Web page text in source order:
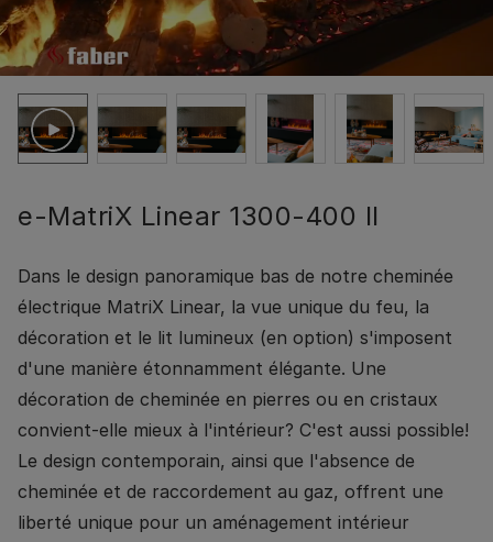
e-MatriX Linear 1300-400 II
Dans le design panoramique bas de notre cheminée
électrique MatriX Linear, la vue unique du feu, la
décoration et le lit lumineux (en option) s'imposent
d'une manière étonnamment élégante. Une
décoration de cheminée en pierres ou en cristaux
convient-elle mieux à l'intérieur? C'est aussi possible!
Le design contemporain, ainsi que l'absence de
cheminée et de raccordement au gaz, offrent une
liberté unique pour un aménagement intérieur